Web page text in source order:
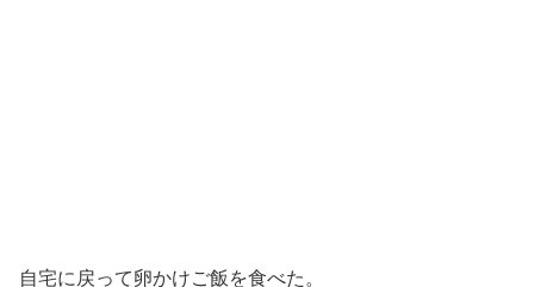
自宅に戻って卵かけご飯を食べた。